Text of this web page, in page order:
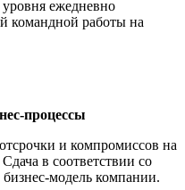
ежедневно
командной работы на
процессы
и компромиссов на
в соответствии со
модель компании.